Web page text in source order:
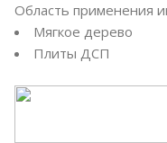
Область применения
Мягкое дерево
Плиты ДСП